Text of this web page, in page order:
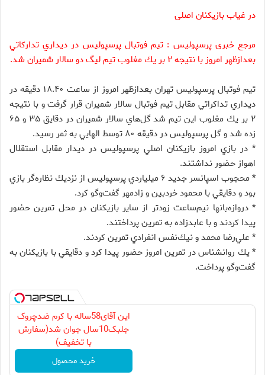
در غیاب بازیکنان اصلی
مرجع خبری پرسپولیس : تيم فوتبال پرسپوليس در ديداري تداركاتي
بعدازظهر امروز با نتيجه ۲ بر يك مغلوب تيم ليگ دو سالار شميران شد.
تيم فوتبال پرسپوليس تهران بعدازظهر امروز از ساعت ۱۸.۴۰ دقيقه در
ديداري تداكراتي مقابل تيم فوتبال سالار شميران قرار گرفت و با نتيجه
۲ بر يك مغلوب اين تيم شد گل‌هاي سالار شميران در دقايق ۳۵ و ۶۵
زده شد و گل پرسپوليس در دقيقه ۸۰ توسط الهايي به ثمر رسيد.
* در بازي امروز بازيكنان اصلي پرسپوليس در ديدار مقابل استقلال
اهواز حضور نداشتند.
* محجوب اسپانسر جديد ۶ ميلياردي پرسپوليس از نزديك نظاره‌گر بازي
بود و دقايقي با محمود خردبين و زادمهر گفت‌وگو كرد.
* دروازه‌بانها نيم‌ساعت زودتر از ساير بازيكنان در محل تمرين حضور
پيدا كردند و با عابدزاده به تمرين پرداختند.
* علي‌رضا محمد و نيك‌نفس انفرادي تمرين كردند.
* يك روانشناس در تمرين امروز حضور پيدا كرد و دقايقي با بازيكنان به
گفت‌وگو پرداخت.
این آقای58ساله با کرم ضدچروک
جلبک10سال جوان شد(سفارش
با تخفیف)
خرید محصول